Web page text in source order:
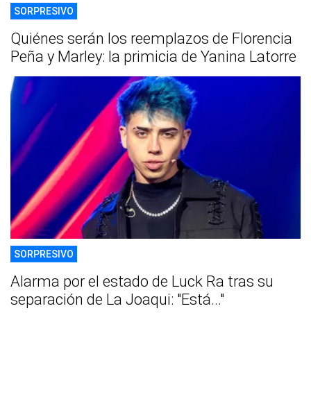
SORPRESIVO
Quiénes serán los reemplazos de Florencia
Peña y Marley: la primicia de Yanina Latorre
SORPRESIVO
Alarma por el estado de Luck Ra tras su
separación de La Joaqui: "Está..."